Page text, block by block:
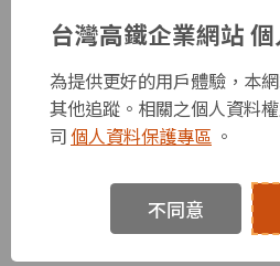
Ａ：因各飯店官網訂房系統設計加
各飯店確認。
Ｑ：為什麼有些區間無法訂購商務
港-板橋、台北-板橋。
變更、取消規範
台灣高鐵企業網站
為提供更好的用戶體驗，本
其他追蹤。相關之個人資料
司個人資料保護專區 。
不同意